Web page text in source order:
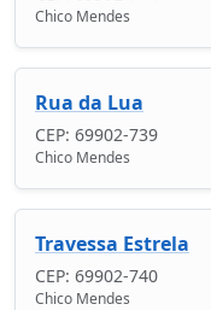
Chico Mendes
Rua da Lua
CEP: 69902-739
Chico Mendes
Travessa Estrela
CEP: 69902-740
Chico Mendes